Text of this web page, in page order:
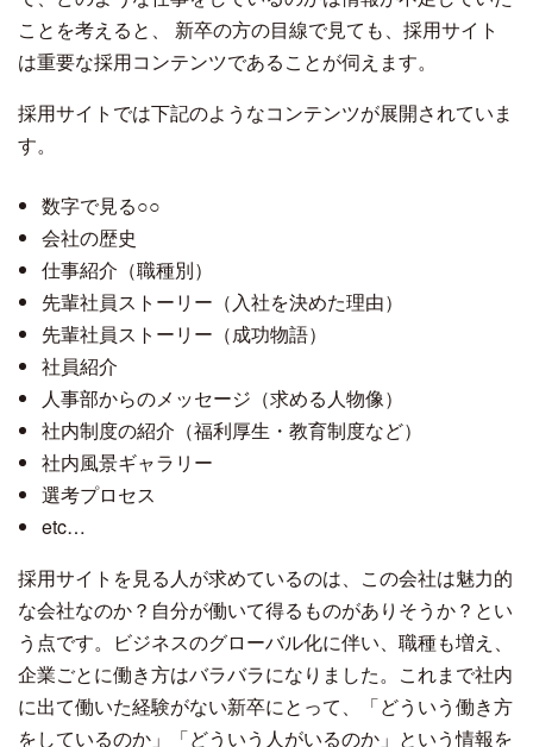
ことを考えると、 新卒の方の目線で見ても、採用サイト
は重要な採用コンテンツであることが伺えます。
採用サイトでは下記のようなコンテンツが展開されていま
す。
数字で見る○○
会社の歴史
仕事紹介（職種別）
先輩社員ストーリー（入社を決めた理由）
先輩社員ストーリー（成功物語）
社員紹介
人事部からのメッセージ（求める人物像）
社内制度の紹介（福利厚生・教育制度など）
社内風景ギャラリー
選考プロセス
etc…
採用サイトを見る人が求めているのは、この会社は魅力的
な会社なのか？自分が働いて得るものがありそうか？とい
う点です。ビジネスのグローバル化に伴い、職種も増え、
企業ごとに働き方はバラバラになりました。これまで社内
に出て働いた経験がない新卒にとって、「どういう働き方
をしているのか」「どういう人がいるのか」という情報を